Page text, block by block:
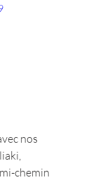
nos
chemin